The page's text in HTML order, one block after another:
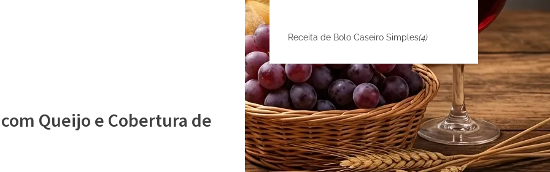
Queijo e Cobertura de
Receita de Bolo Caseiro Simples(4)